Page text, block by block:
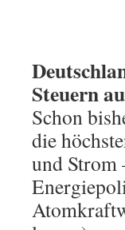
Steuern
Schon
die
und Strom